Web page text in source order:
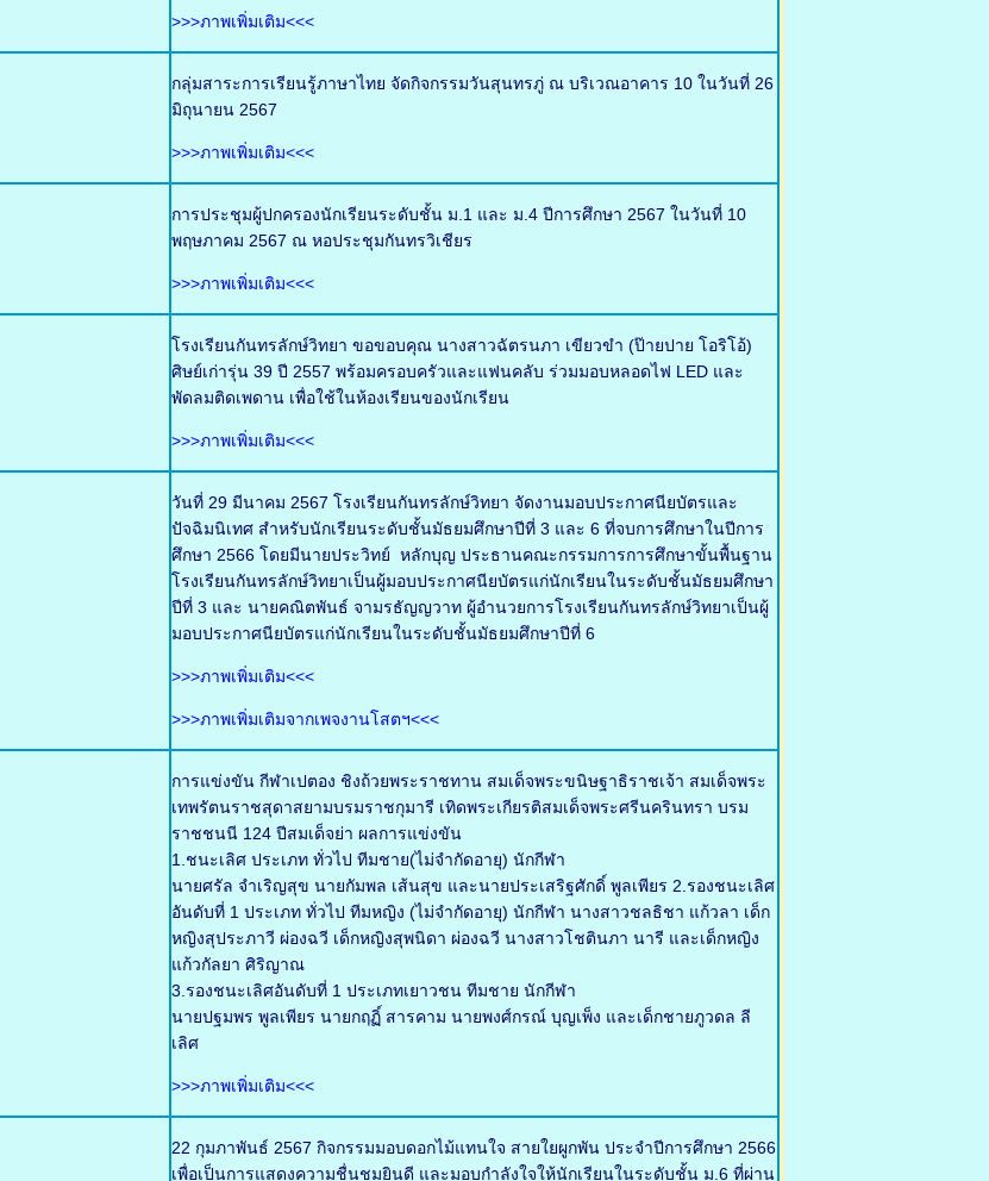
>>>ภาพเพิ่มเติม<<<
กลุ่มสาระการเรียนรู้ภาษาไทย จัดกิจกรรมวันสุนทรภู่ ณ บริเวณอาคาร 10 ในวันที่ 26
มิถุนายน 2567
>>>ภาพเพิ่มเติม<<<
การประชุมผู้ปกครองนักเรียนระดับชั้น ม.1 และ ม.4 ปีการศึกษา 2567 ในวันที่ 10
พฤษภาคม 2567 ณ หอประชุมกันทรวิเชียร
>>>ภาพเพิ่มเติม<<<
โรงเรียนกันทรลักษ์วิทยา ขอขอบคุณ นางสาวฉัตรนภา เขียวขำ (ป๊ายปาย โอริโอ้)
ศิษย์เก่ารุ่น 39 ปี 2557 พร้อมครอบครัวและแฟนคลับ ร่วมมอบหลอดไฟ LED และ
พัดลมติดเพดาน เพื่อใช้ในห้องเรียนของนักเรียน
>>>ภาพเพิ่มเติม<<<
วันที่ 29 มีนาคม 2567 โรงเรียนกันทรลักษ์วิทยา จัดงานมอบประกาศนียบัตรและ
ปัจฉิมนิเทศ สำหรับนักเรียนระดับชั้นมัธยมศึกษาปีที่ 3 และ 6 ที่จบการศึกษาในปีการ
ศึกษา 2566 โดยมีนายประวิทย์ หลักบุญ ประธานคณะกรรมการการศึกษาขั้นพื้นฐาน
โรงเรียนกันทรลักษ์วิทยาเป็นผู้มอบประกาศนียบัตรแก่นักเรียนในระดับชั้นมัธยมศึกษา
ปีที่ 3 และ นายคณิตพันธ์ จามรธัญญวาท ผู้อำนวยการโรงเรียนกันทรลักษ์วิทยาเป็นผู้
มอบประกาศนียบัตรแก่นักเรียนในระดับชั้นมัธยมศึกษาปีที่ 6
>>>ภาพเพิ่มเติม<<<
>>>ภาพเพิ่มเติมจากเพจงานโสตฯ<<<
การแข่งขัน กีฬาเปตอง ชิงถ้วยพระราชทาน สมเด็จพระขนิษฐาธิราชเจ้า สมเด็จพระ
เทพรัตนราชสุดาสยามบรมราชกุมารี เทิดพระเกียรติสมเด็จพระศรีนครินทรา บรม
ราชชนนี 124 ปีสมเด็จย่า ผลการแข่งขัน
1.ชนะเลิศ ประเภท ทั่วไป ทีมชาย(ไม่จำกัดอายุ) นักกีฬา
นายศรัล จำเริญสุข นายกัมพล เส้นสุข และนายประเสริฐศักดิ์ พูลเพียร 2.รองชนะเลิศ
อันดับที่ 1 ประเภท ทั่วไป ทีมหญิง (ไม่จำกัดอายุ) นักกีฬา นางสาวชลธิชา แก้วลา เด็ก
หญิงสุประภาวี ผ่องฉวี เด็กหญิงสุพนิดา ผ่องฉวี นางสาวโชตินภา นารี และเด็กหญิง
แก้วกัลยา ศิริญาณ
3.รองชนะเลิศอันดับที่ 1 ประเภทเยาวชน ทีมชาย นักกีฬา
นายปฐมพร พูลเพียร นายกฤฏิ์ สารคาม นายพงศ์กรณ์ บุญเพ็ง และเด็กชายภูวดล ลี
เลิศ
>>>ภาพเพิ่มเติม<<<
22 กุมภาพันธ์ 2567 กิจกรรมมอบดอกไม้แทนใจ สายใยผูกพัน ประจำปีการศึกษา 2566
เพื่อเป็นการแสดงความชื่นชมยินดี และมอบกำลังใจให้นักเรียนในระดับชั้น ม.6 ที่ผ่าน